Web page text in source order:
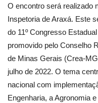
O encontro será realizado
Inspetoria de Araxá. Este
do 11º Congresso
promovido pelo Conselho
de Minas Gerais (Crea-
julho de 2022. O tema
nacional com
Engenharia, a Agronomia